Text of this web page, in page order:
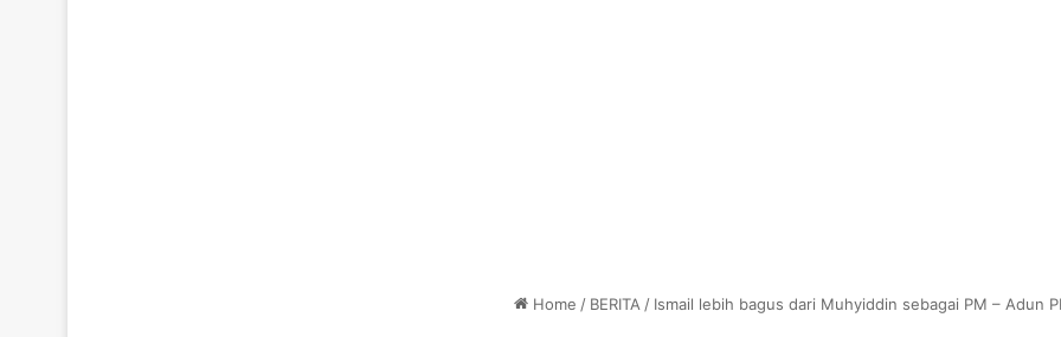
Home / BERITA / Ismail lebih bagus dari Muhyiddin sebagai PM – Adun